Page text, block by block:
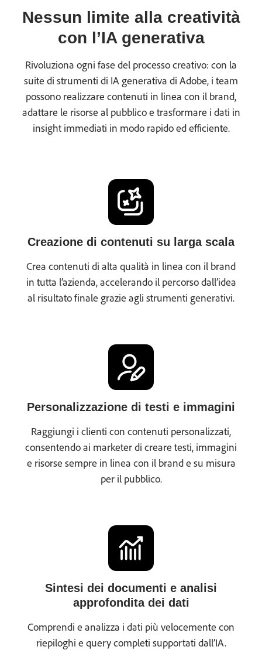
Nessun limite alla creatività
con l’IA generativa
Rivoluziona ogni fase del processo creativo: con la
suite di strumenti di IA generativa di Adobe, i team
possono realizzare contenuti in linea con il brand,
adattare le risorse al pubblico e trasformare i dati in
insight immediati in modo rapido ed efficiente.
Creazione di contenuti su larga scala
Crea contenuti di alta qualità in linea con il brand
in tutta l’azienda, accelerando il percorso dall’idea
al risultato finale grazie agli strumenti generativi.
Personalizzazione di testi e immagini
Raggiungi i clienti con contenuti personalizzati,
consentendo ai marketer di creare testi, immagini
e risorse sempre in linea con il brand e su misura
per il pubblico.
Sintesi dei documenti e analisi
approfondita dei dati
Comprendi e analizza i dati più velocemente con
riepiloghi e query completi supportati dall’IA.